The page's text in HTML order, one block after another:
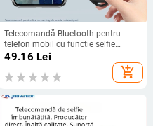
Telecomandă Bluetooth pentru
telefon mobil cu funcție selfie
Douyin, model P2, corp ABS,
49.16 Lei
add_shopping_cart